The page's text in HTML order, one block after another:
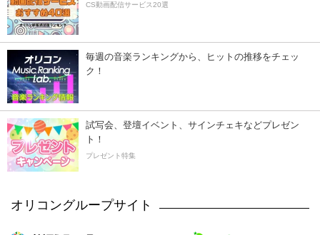
CS動画配信サービス20選
毎週の音楽ランキングから、ヒットの推移をチェッ
ク！
試写会、登壇イベント、サインチェキなどプレゼン
ト！
プレゼント特集
オリコングループサイト